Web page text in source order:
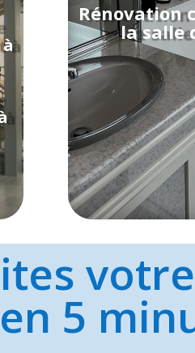
Rénovation
la salle
en 5